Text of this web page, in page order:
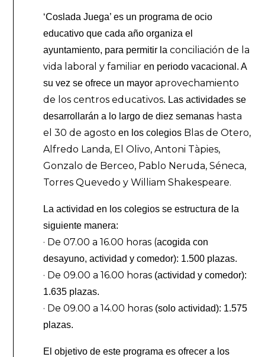
‘Coslada Juega’ es un programa de ocio
educativo que cada año organiza el
ayuntamiento, para permitir laconciliación de la
vida laboral y familiar en periodo vacacional. A
su vez se ofrece un mayoraprovechamiento
de los centros educativos. Las actividades se
desarrollarán a lo largo de diez semanas hasta
el 30 de agosto en los colegios Blas de Otero,
Alfredo Landa, El Olivo, Antoni Tàpies,
Gonzalo de Berceo, Pablo Neruda, Séneca,
Torres Quevedo y William Shakespeare.
La actividad en los colegios se estructura de la
siguiente manera:
· De 07.00 a 16.00 horas (acogida con
desayuno, actividad y comedor): 1.500 plazas.
· De 09.00 a 16.00 horas (actividad y comedor):
1.635 plazas.
· De 09.00 a 14.00 horas (solo actividad): 1.575
plazas.
El objetivo de este programa es ofrecer a los